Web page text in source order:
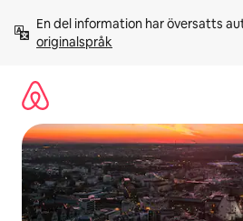
innehåll
En del information har översatts
originalspråk